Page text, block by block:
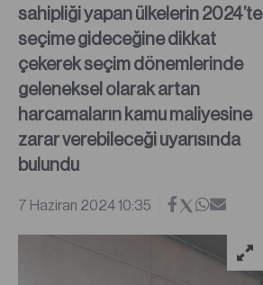
sahipliği yapan ülkelerin 2024’te
seçime gideceğine dikkat
çekerek seçim dönemlerinde
geleneksel olarak artan
harcamaların kamu maliyesine
zarar verebileceği uyarısında
bulundu
7 Haziran 2024 10:35